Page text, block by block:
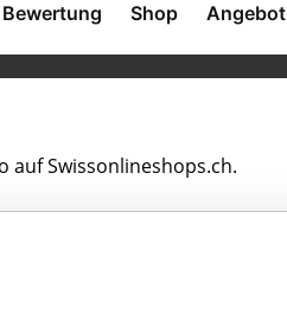
Bewertung Shop Angebot
Swissonlineshops.ch.